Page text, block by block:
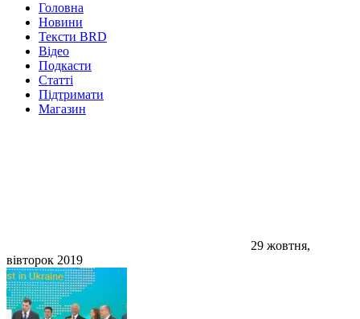
Головна
Новини
Тексти BRD
Відео
Подкасти
Статті
Підтримати
Магазин
29 жовтня,
вівторок 2019